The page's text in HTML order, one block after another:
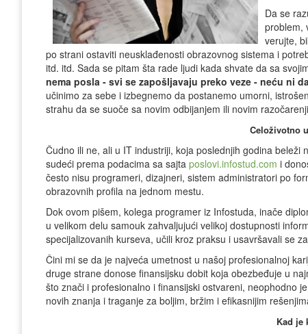
Da se
problem,
verujte,
po strani ostaviti neusklađenosti obrazovnog sistema i
itd. itd. Sada se pitam šta rade ljudi kada shvate da sa
nema posla - svi se zapošljavaju preko veze - neću ni
učinimo za sebe i izbegnemo da postanemo umorni,
strahu da se suoče sa novim odbijanjem ili novim
Celoživotno
Čudno ili ne, ali u IT industriji, koja poslednjih godina
sudeći prema podacima sa sajta poslovi.infostud.com i
često nisu programeri, dizajneri, sistem administratori po
obrazovnih profila na jednom mestu.
Dok ovom pišem, kolega programer iz Infostuda, inače
u velikom delu samouk zahvaljujući velikoj dostupnosti
specijalizovanih kurseva, učili kroz praksu i usavršavali se
Čini mi se da je najveća umetnost u našoj profesionalnoj
druge strane donose finansijsku dobit koja obezbeđuje u
što znači i profesionalno i finansijski ostvareni, neophodno
novih znanja i traganje za boljim, bržim i efikasnijim
Kad je